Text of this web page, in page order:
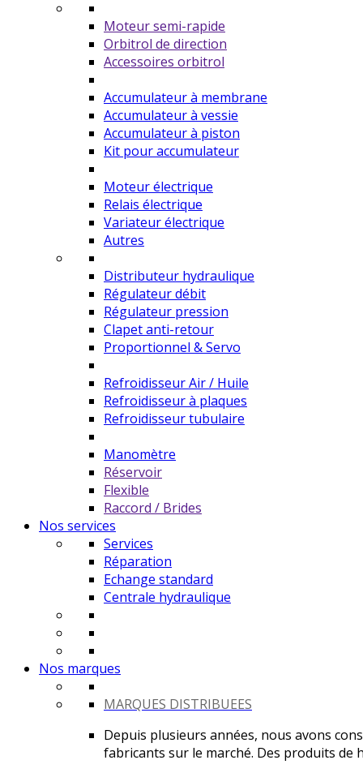
Moteur semi-rapide
Orbitrol de direction
Accessoires orbitrol
Accumulateur à membrane
Accumulateur à vessie
Accumulateur à piston
Kit pour accumulateur
Moteur électrique
Relais électrique
Variateur électrique
Autres
Distributeur hydraulique
Régulateur débit
Régulateur pression
Clapet anti-retour
Proportionnel & Servo
Refroidisseur Air / Huile
Refroidisseur à plaques
Refroidisseur tubulaire
Manomètre
Réservoir
Flexible
Raccord / Brides
Nos services
Services
Réparation
Echange standard
Centrale hydraulique
Nos marques
MARQUES DISTRIBUEES
Depuis plusieurs années, nous avons
fabricants sur le marché. Des produits de